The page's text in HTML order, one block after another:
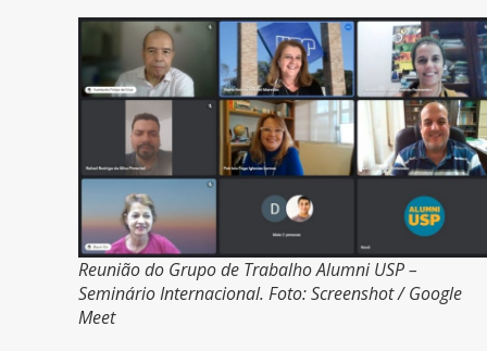
Reunião do Grupo de Trabalho Alumni USP –
Seminário Internacional. Foto: Screenshot / Google
Meet